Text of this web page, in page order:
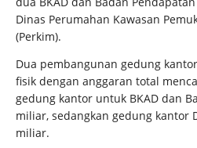
Dinas Perumahan Kawasan
(Perkim).
Dua pembangunan gedung
fisik dengan anggaran total
gedung kantor untuk BKAD dan
miliar, sedangkan gedung kantor
miliar.